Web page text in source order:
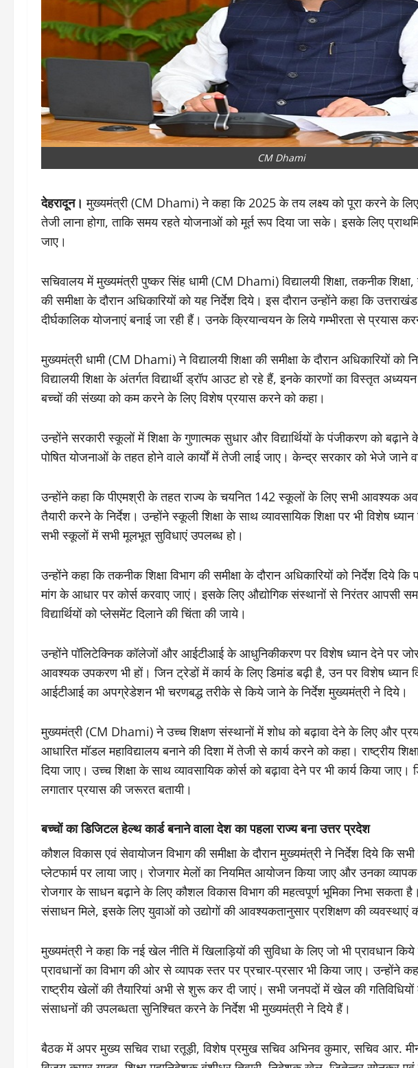
CM Dhami
देहरादून। मुख्यमंत्री (CM Dhami) ने कहा कि 2025 के तय लक्ष्य को पूरा करने के लिए
तेजी लाना होगा, ताकि समय रहते योजनाओं को मूर्त रूप दिया जा सके। इसके लिए
जाए।
सचिवालय में मुख्यमंत्री पुष्कर सिंह धामी (CM Dhami) विद्यालयी शिक्षा, तकनीक
की समीक्षा के दौरान अधिकारियों को यह निर्देश दिये। इस दौरान उन्होंने कहा कि
दीर्घकालिक योजनाएं बनाई जा रही हैं। उनके क्रियान्वयन के लिये गम्भीरता से प्रयास
मुख्यमंत्री धामी (CM Dhami) ने विद्यालयी शिक्षा की समीक्षा के दौरान अधिकारियों
विद्यालयी शिक्षा के अंतर्गत विद्यार्थी ड्रॉप आउट हो रहे हैं, इनके कारणों का विस्तृत
बच्चों की संख्या को कम करने के लिए विशेष प्रयास करने को कहा।
उन्होंने सरकारी स्कूलों में शिक्षा के गुणात्मक सुधार और विद्यार्थियों के पंजीकरण को
पोषित योजनाओं के तहत होने वाले कार्यों में तेजी लाई जाए। केन्द्र सरकार को भेजे जाने
उन्होंने कहा कि पीएमश्री के तहत राज्य के चयनित 142 स्कूलों के लिए सभी आवश्यक
तैयारी करने के निर्देश। उन्होंने स्कूली शिक्षा के साथ व्यावसायिक शिक्षा पर भी विशेष
सभी स्कूलों में सभी मूलभूत सुविधाएं उपलब्ध हो।
उन्होंने कहा कि तकनीक शिक्षा विभाग की समीक्षा के दौरान अधिकारियों को निर्देश
मांग के आधार पर कोर्स करवाए जाएं। इसके लिए औद्योगिक संस्थानों से निरंतर आपसी
विद्यार्थियों को प्लेसमेंट दिलाने की चिंता की जाये।
उन्होंने पॉलिटेक्निक कॉलेजों और आईटीआई के आधुनिकीकरण पर विशेष ध्यान देने पर
आवश्यक उपकरण भी हों। जिन ट्रेडों में कार्य के लिए डिमांड बढ़ी है, उन पर विशेष ध्यान
आईटीआई का अपग्रेडेशन भी चरणबद्ध तरीके से किये जाने के निर्देश मुख्यमंत्री ने दिये।
मुख्यमंत्री (CM Dhami) ने उच्च शिक्षण संस्थानों में शोध को बढ़ावा देने के लिए और
आधारित मॉडल महाविद्यालय बनाने की दिशा में तेजी से कार्य करने को कहा। राष्ट्रीय
दिया जाए। उच्च शिक्षा के साथ व्यावसायिक कोर्स को बढ़ावा देने पर भी कार्य किया
लगातार प्रयास की जरूरत बतायी।
बच्चों का डिजिटल हेल्थ कार्ड बनाने वाला देश का पहला राज्य बना उत्तर प्रदेश
कौशल विकास एवं सेवायोजन विभाग की समीक्षा के दौरान मुख्यमंत्री ने निर्देश दिये
प्लेटफार्म पर लाया जाए। रोजगार मेलों का नियमित आयोजन किया जाए और उनका
रोजगार के साधन बढ़ाने के लिए कौशल विकास विभाग की महत्वपूर्ण भूमिका निभा सकता है।
संसाधन मिले, इसके लिए युवाओं को उद्योगों की आवश्यकतानुसार प्रशिक्षण की व्यवस्थाएं
मुख्यमंत्री ने कहा कि नई खेल नीति में खिलाड़ियों की सुविधा के लिए जो भी प्रावधान
प्रावधानों का विभाग की ओर से व्यापक स्तर पर प्रचार-प्रसार भी किया जाए। उन्होंने
राष्ट्रीय खेलों की तैयारियां अभी से शुरू कर दी जाएं। सभी जनपदों में खेल की
संसाधनों की उपलब्धता सुनिश्चित करने के निर्देश भी मुख्यमंत्री ने दिये हैं।
बैठक में अपर मुख्य सचिव राधा रतूड़ी, विशेष प्रमुख सचिव अभिनव कुमार, सचिव आर.